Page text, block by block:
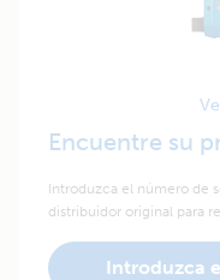
Encuentre su
Introduzca el número de
distribuidor original para
Introduzca